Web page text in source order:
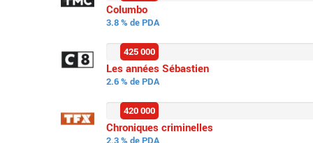
Columbo
3.8 % de PDA
Les années Sébastien
2.6 % de PDA
425 000
Chroniques criminelles
420 000